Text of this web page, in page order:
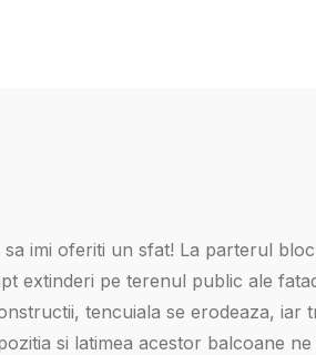
imi oferiti un sfat! La parterul
extinderi pe terenul public ale
tencuiala se erodeaza, iar
si latimea acestor balcoane